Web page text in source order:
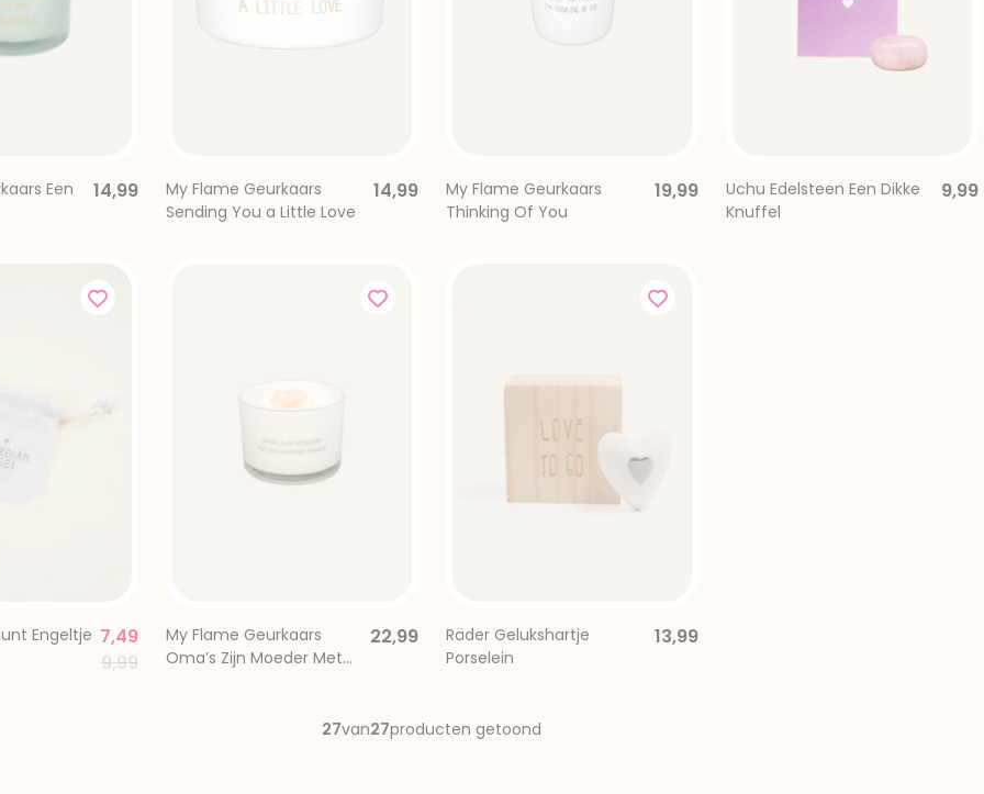
Een
14,99
My Flame Geurkaars
Sending You a Little Love
14,99
My Flame Geurkaars
Thinking Of You
19,99
Uchu Edelsteen Een Dikke
Knuffel
9,99
Engeltje
Price reduced from
9,99to
7,49
My Flame Geurkaars
Oma’s Zijn Moeder Met
22,99
Räder Gelukshartje
Porselein
13,99
27van27producten getoond